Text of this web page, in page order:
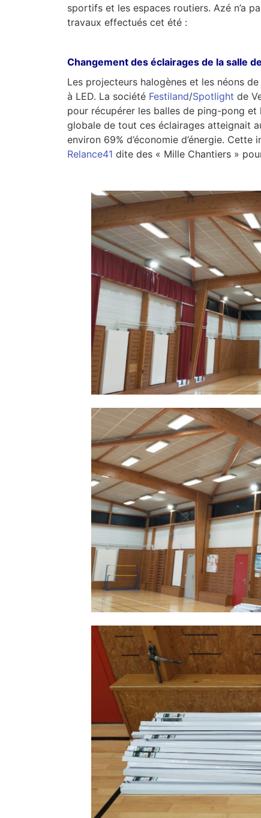
sportifs et les espaces routiers. Azé n’a
travaux effectués cet été :
Changement des éclairages de la salle
Les projecteurs halogènes et les néons
à LED. La société Festiland/Spotlight de
pour récupérer les balles de ping-pong
globale de tout ces éclairages atteignait
environ 69% d’économie d’énergie.
Relance41 dite des « Mille Chantiers »